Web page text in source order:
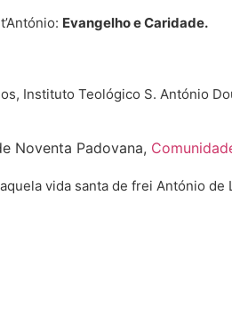
Evangelho e Caridade.
Instituto Teológico S. António
Noventa Padovana,
vida santa de frei António